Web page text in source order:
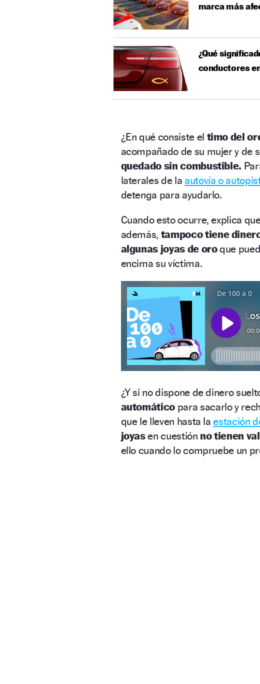
marca más
¿Qué
conductores
¿En qué consiste el timo del
acompañado de su mujer y de
quedado sin combustible.
laterales de la autovía o
detenga para ayudarlo.
Cuando esto ocurre, explica
además, tampoco tiene
algunas joyas de oroque
encima su víctima.
¿Y si no dispone de dinero
automático para sacarlo y
que le lleven hasta laestación
joyasen cuestión no tienen
ello cuando lo compruebe un